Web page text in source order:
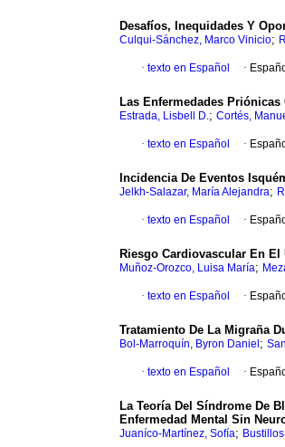
Desafíos, Inequidades Y
Culqui-Sánchez, Marco Vinicio;
· texto en Español ·
Las Enfermedades
Estrada, Lisbell D.; Cortés,
· texto en Español ·
Incidencia De Eventos
Jelkh-Salazar, María Alejandra;
· texto en Español ·
Riesgo Cardiovascular En
Muñoz-Orozco, Luisa María;
· texto en Español ·
Tratamiento De La Migraña
Bol-Marroquín, Byron Daniel ;
· texto en Español ·
La Teoría Del Síndrome De
Enfermedad Mental Sin
Juaníco-Martínez, Sofía;